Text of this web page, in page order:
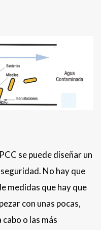
se puede diseñar un
No hay que
medidas que hay que
con unas pocas,
o las más